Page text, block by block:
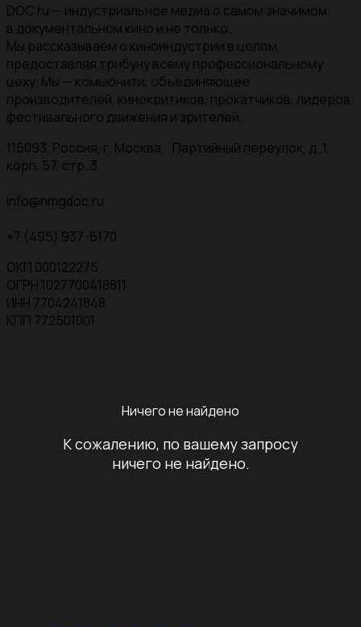
DOC.ru — индустриальное медиа о самом значимом
в документальном кино и не только.
Мы рассказываем о киноиндустрии в целом,
предоставляя трибуну всему профессиональному
цеху. Мы — комьюнити, объединяющее
производителей, кинокритиков, прокатчиков, лидеров
фестивального движения и зрителей.
115093, Россия, г. Москва, Партийный переулок, д. 1,
корп. 57, стр. 3
info@nmgdoc.ru
+7 (495) 937-6170
ОКП 000122275
ОГРН 1027700418811
ИНН 7704241848
КПП 772501001
Ничего не найдено
К сожалению, по вашему запросу
ничего не найдено.